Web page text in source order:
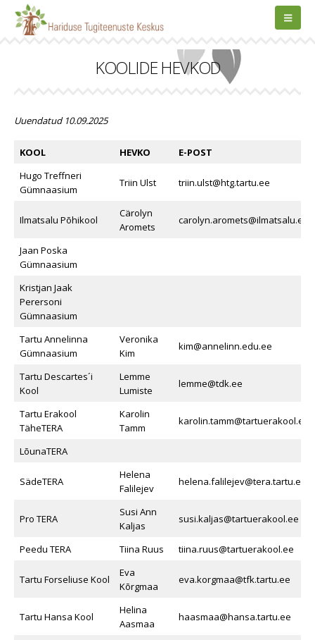
KOOLIDE HEVKOD
Uuendatud 10.09.2025
KOOL HEVKO
E-POST
Hugo Treffneri
Gümnaasium
Triin Ulst triin.ulst@htg.tartu.ee
Ilmatsalu Põhikool
Cärolyn
Aromets
Jaan Poska
Gümnaasium
Kristjan Jaak
Perersoni
Gümnaasium
Tartu Annelinna
Gümnaasium
Veronika
Kim
kim@annelinn.edu.ee
Tartu Descartes´i
Kool
Lemme
Lumiste
lemme@tdk.ee
Tartu Erakool
TäheTERA
Karolin
Tamm
karolin.tamm@tartuerakool.ee
LõunaTERA
SädeTERA
Helena
Falilejev
helena.falilejev@tera.tartu.ee
Pro TERA
Susi Ann
Kaljas
susi.kaljas@tartuerakool.ee
Peedu TERA Tiina Ruus tiina.ruus@tartuerakool.ee
Tartu Forseliuse Kool
Eva
Kõrgmaa
eva.korgmaa@tfk.tartu.ee
Tartu Hansa Kool
Helina
Aasmaa
haasmaa@hansa.tartu.ee